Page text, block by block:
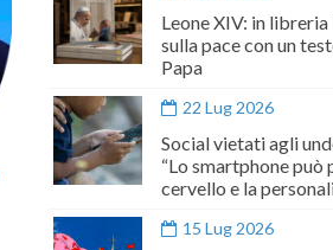
Leone XIV: in
sulla pace con un
Papa
22 Lug 2026
Social vietati agli
“Lo smartphone può
cervello e la
15 Lug 2026